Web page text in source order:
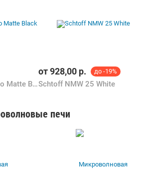
Schtoff NMW 25 Nano Matte Black
от928,00 р. до -19%
Schtoff NMW 25 White
печи